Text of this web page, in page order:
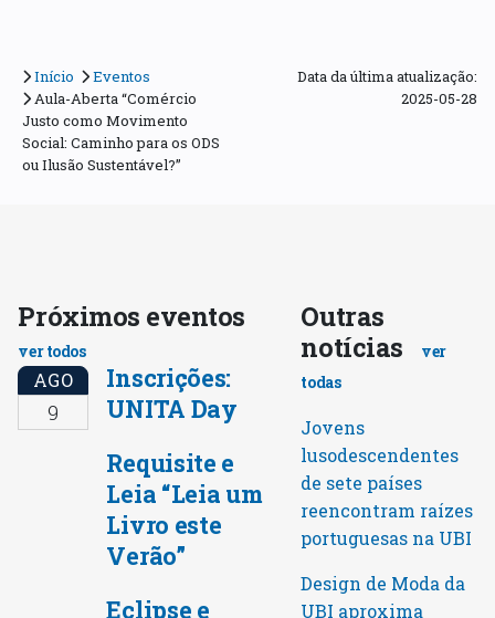
Início
Eventos
Aula-Aberta “Comércio
Justo como Movimento
Social: Caminho para os ODS
ou Ilusão Sustentável?”
Data da última atualização:
2025-05-28
Próximos eventos
ver todos
AGO
9
Inscrições:
UNITA Day
Requisite e
Leia “Leia um
Livro este
Verão”
Eclipse e
Outras
notícias
ver
todas
Jovens
lusodescendentes
de sete países
reencontram raízes
portuguesas na UBI
Design de Moda da
UBI aproxima